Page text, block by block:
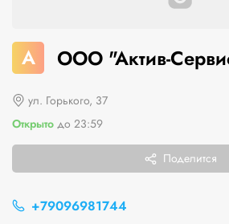
А ООО "Актив-
ул. Горького, 37
Открыто до 23:59
Поделится
+79096981744